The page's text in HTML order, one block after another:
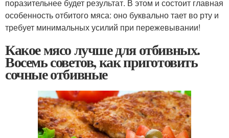
поразительнее будет результат. В этом и состоит главная
особенность отбитого мяса: оно буквально тает во рту и
требует минимальных усилий при пережевывании!
Какое мясо лучше для отбивных.
Восемь советов, как приготовить
сочные отбивные